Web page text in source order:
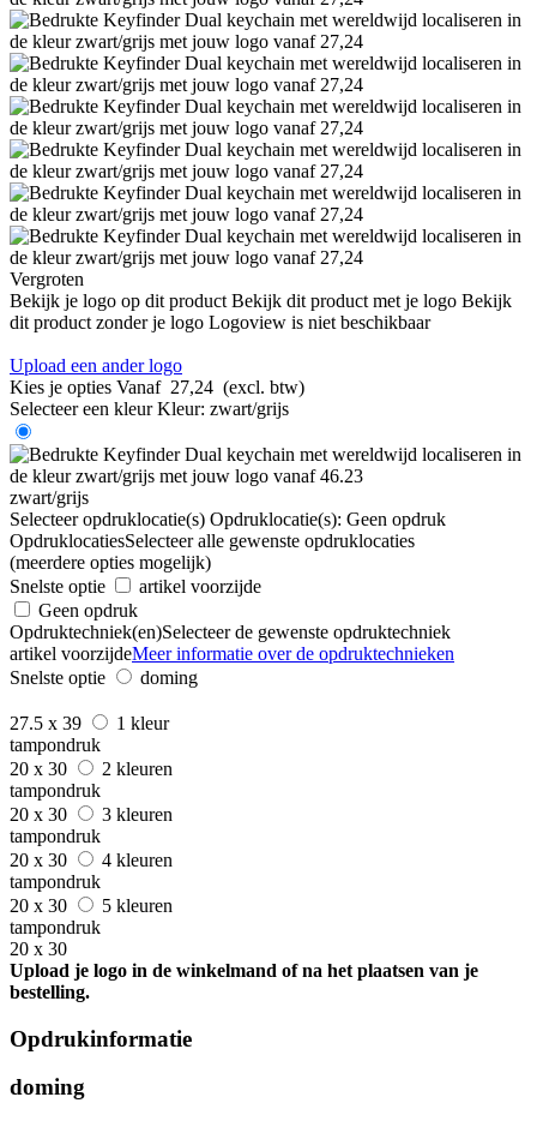
Vergroten
Bekijk je logo op dit product Bekijk dit product met je logo Bekijk
dit product zonder je logo Logoview is niet beschikbaar
Upload een ander logo
Kies je opties Vanaf 27,24 (excl. btw)
Selecteer een kleur Kleur: zwart/grijs
zwart/grijs
Selecteer opdruklocatie(s) Opdruklocatie(s): Geen opdruk
OpdruklocatiesSelecteer alle gewenste opdruklocaties
(meerdere opties mogelijk)
Snelste optie
artikel voorzijde
Geen opdruk
Opdruktechniek(en)Selecteer de gewenste opdruktechniek
artikel voorzijdeMeer informatie over de opdruktechnieken
Snelste optie
doming
27.5 x 39
1 kleur
tampondruk
20 x 30
2 kleuren
tampondruk
20 x 30
3 kleuren
tampondruk
20 x 30
4 kleuren
tampondruk
20 x 30
5 kleuren
tampondruk
20 x 30
Upload je logo in de winkelmand of na het plaatsen van je
bestelling.
Opdrukinformatie
doming